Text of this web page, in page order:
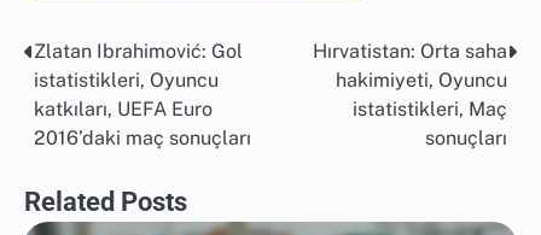
Post
navigation
Zlatan Ibrahimović: Gol
istatistikleri, Oyuncu
katkıları, UEFA Euro
2016’daki maç sonuçları
Hırvatistan: Orta saha
hakimiyeti, Oyuncu
istatistikleri, Maç
sonuçları
Related Posts